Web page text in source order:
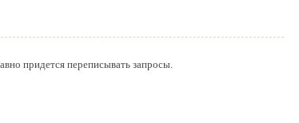
придется переписывать запросы.